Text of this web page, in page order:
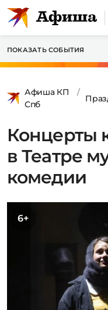
ПОКАЗАТЬ СОБЫТИЯ
Афиша КП
Спб
Концерты
в Театре
комедии
6+